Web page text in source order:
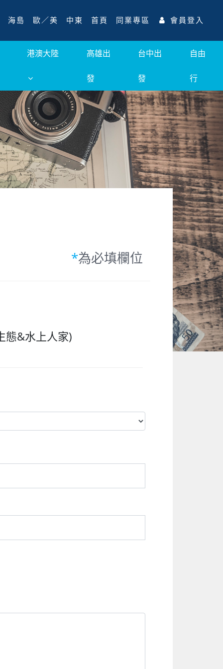
海島 歐／美 中東 首頁 同業專區 會員登入
港澳大陸 高雄出
發
台中出
發
自由
行
*為必填欄位
態&水上人家)